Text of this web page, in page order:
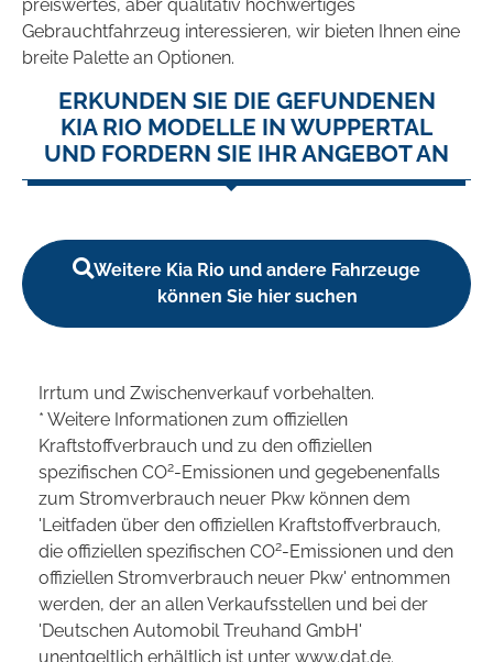
preiswertes, aber qualitativ hochwertiges
Gebrauchtfahrzeug interessieren, wir bieten Ihnen eine
breite Palette an Optionen.
ERKUNDEN SIE DIE GEFUNDENEN
KIA RIO MODELLE IN WUPPERTAL
UND FORDERN SIE IHR ANGEBOT AN
Weitere Kia Rio und andere Fahrzeuge
können Sie hier suchen
Irrtum und Zwischenverkauf vorbehalten.
* Weitere Informationen zum offiziellen
Kraftstoffverbrauch und zu den offiziellen
spezifischen CO2-Emissionen und gegebenenfalls
zum Stromverbrauch neuer Pkw können dem
'Leitfaden über den offiziellen Kraftstoffverbrauch,
die offiziellen spezifischen CO2-Emissionen und den
offiziellen Stromverbrauch neuer Pkw' entnommen
werden, der an allen Verkaufsstellen und bei der
'Deutschen Automobil Treuhand GmbH'
unentgeltlich erhältlich ist unter www.dat.de.